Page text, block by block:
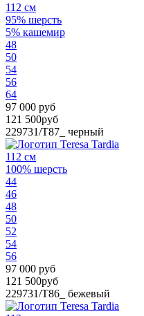
112 см
95% шерсть
5% кашемир
48
50
54
56
64
97 000 руб
121 500руб
229731/T87_
черный
112 см
100% шерсть
44
46
48
50
52
54
56
97 000 руб
121 500руб
229731/T86_
бежевый